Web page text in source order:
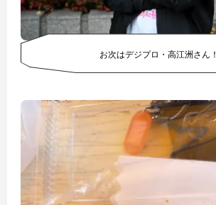
お次はデジプロ・高江洲さん！